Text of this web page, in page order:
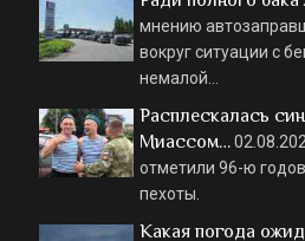
мнению
вокруг ситуации с
немалой…
Расплескалась
Миассом…
отметили 96-ю
пехоты.
Какая погода